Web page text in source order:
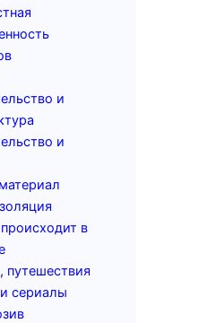
и
и
в
путешествия
сериалы